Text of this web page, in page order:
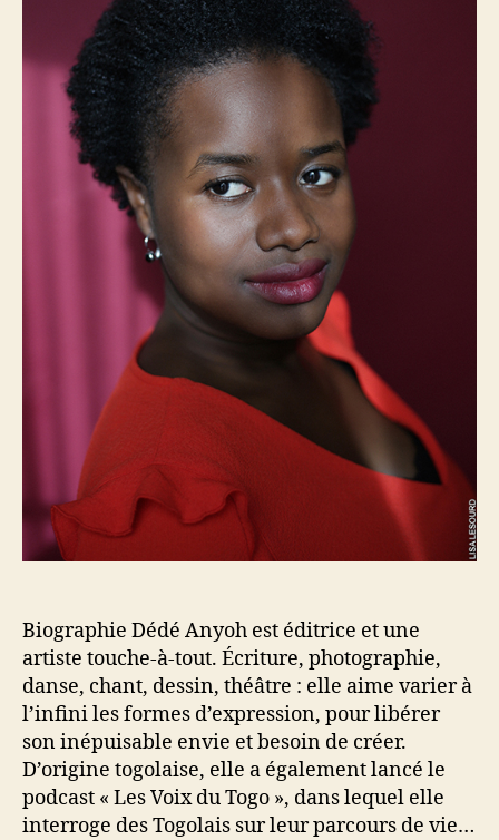
Biographie Dédé Anyoh est éditrice et une
artiste touche-à-tout. Écriture, photographie,
danse, chant, dessin, théâtre : elle aime varier à
l’infini les formes d’expression, pour libérer
son inépuisable envie et besoin de créer.
D’origine togolaise, elle a également lancé le
podcast « Les Voix du Togo », dans lequel elle
interroge des Togolais sur leur parcours de vie…